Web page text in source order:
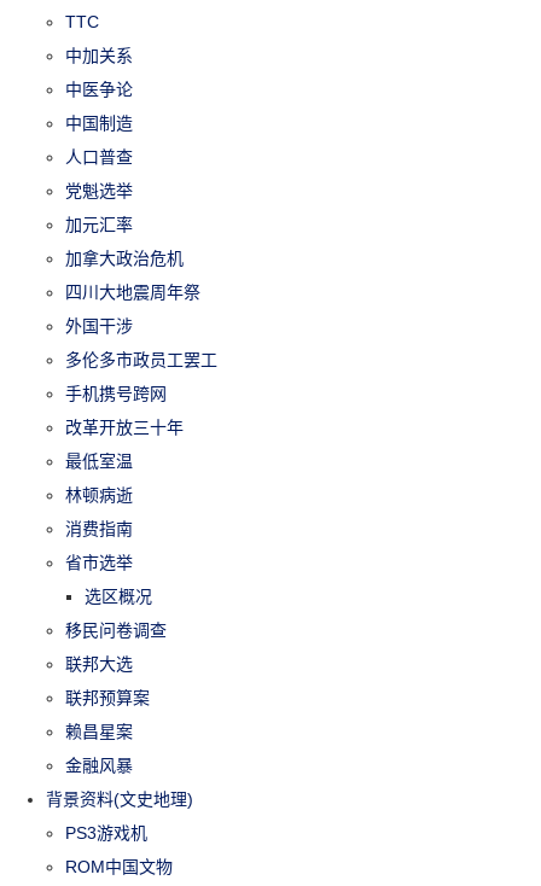
TTC
中加关系
中医争论
中国制造
人口普查
党魁选举
加元汇率
加拿大政治危机
四川大地震周年祭
外国干涉
多伦多市政员工罢工
手机携号跨网
改革开放三十年
最低室温
林顿病逝
消费指南
省市选举
选区概况
移民问卷调查
联邦大选
联邦预算案
赖昌星案
金融风暴
背景资料(文史地理)
PS3游戏机
ROM中国文物